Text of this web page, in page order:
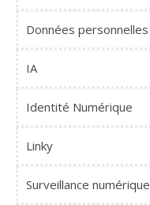
Données personnelles
IA
Identité Numérique
Linky
Surveillance numérique